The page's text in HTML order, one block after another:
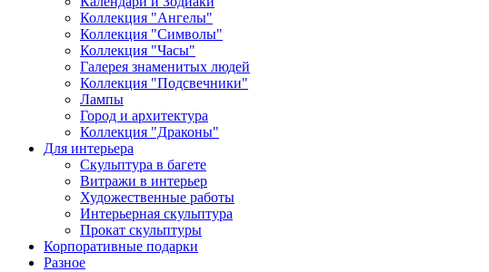
Коллекция "Ангелы"
Коллекция "Символы"
Коллекция "Часы"
Галерея знаменитых людей
Коллекция "Подсвечники"
Лампы
Город и архитектура
Коллекция "Драконы"
Для интерьера
Скульптура в багете
Витражи в интерьер
Художественные работы
Интерьерная скульптура
Прокат скульптуры
Корпоративные подарки
Разное